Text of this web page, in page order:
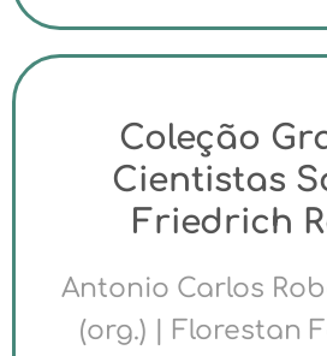
Coleção
Cientistas
Friedrich
Antonio Carlos
(org.) | Florestan